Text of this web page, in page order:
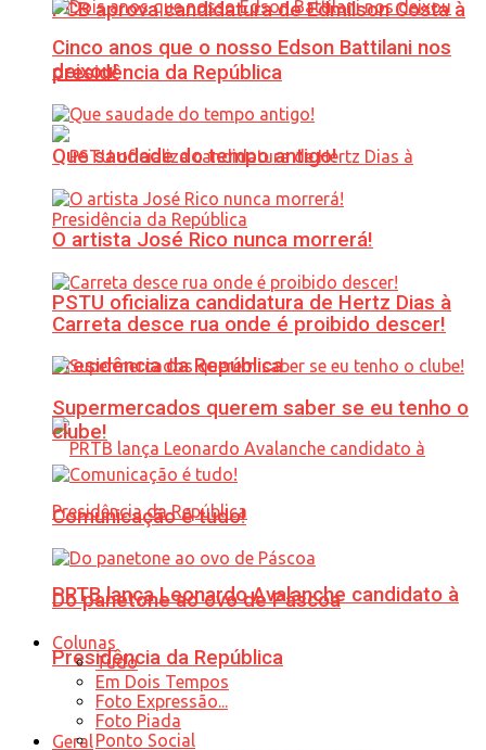
PCB aprova candidatura de Edmilson Costa à
presidência da República
PSTU oficializa candidatura de Hertz Dias à
Presidência da República
PRTB lança Leonardo Avalanche candidato à
Presidência da República
Geral
Cinco anos que o nosso Edson Battilani nos
deixou!
Que saudade do tempo antigo!
O artista José Rico nunca morrerá!
Carreta desce rua onde é proibido descer!
Supermercados querem saber se eu tenho o
clube!
Comunicação é tudo!
Do panetone ao ovo de Páscoa
Colunas
Tudo
Em Dois Tempos
Foto Expressão...
Foto Piada
Ponto Social